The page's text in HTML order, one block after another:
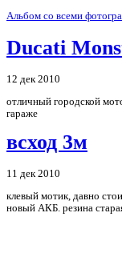
Альбом со всеми
Ducati
12 дек 2010
отличный городской
гараже
всход 3м
11 дек 2010
клевый мотик, давно
новый АКБ. резина